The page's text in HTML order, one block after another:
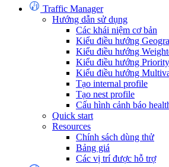
Traffic Manager
Hướng dẫn sử dụng
Các khái niệm cơ bản
Kiểu điều hướng
Kiểu điều hướng
Kiểu điều hướng Priority
Kiểu điều hướng
Tạo internal profile
Tạo nest profile
Cấu hình cảnh báo
Quick start
Resources
Chính sách dùng thử
Bảng giá
Các vị trí được hỗ trợ